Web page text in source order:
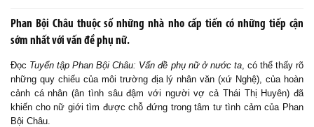
Phan Bội Châu thuộc số những nhà nho cấp tiến có những tiếp cận
sớm nhất với vấn đề phụ nữ.
Đọc Tuyển tập Phan Bội Châu: Vấn đề phụ nữ ở nước ta, có thể thấy rõ
những quy chiếu của môi trường địa lý nhân văn (xứ Nghệ), của hoàn
cảnh cá nhân (ân tình sâu đậm với người vợ cả Thái Thị Huyên) đã
khiến cho nữ giới tìm được chỗ đứng trong tâm tư tình cảm của Phan
Bội Châu.